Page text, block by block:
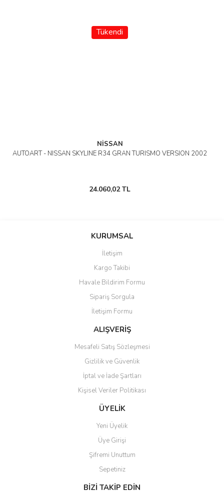
Tükendi
NİSSAN
AUTOART - NISSAN SKYLINE R34 GRAN TURISMO VERSION 2002
24.060,02 TL
KURUMSAL
İletişim
Kargo Takibi
Havale Bildirim Formu
Sipariş Sorgula
İletişim Formu
ALIŞVERİŞ
Mesafeli Satış Sözleşmesi
Gizlilik ve Güvenlik
İptal ve İade Şartları
Kişisel Veriler Politikası
ÜYELİK
Yeni Üyelik
Üye Girişi
Şifremi Unuttum
Sepetiniz
BİZİ TAKİP EDİN